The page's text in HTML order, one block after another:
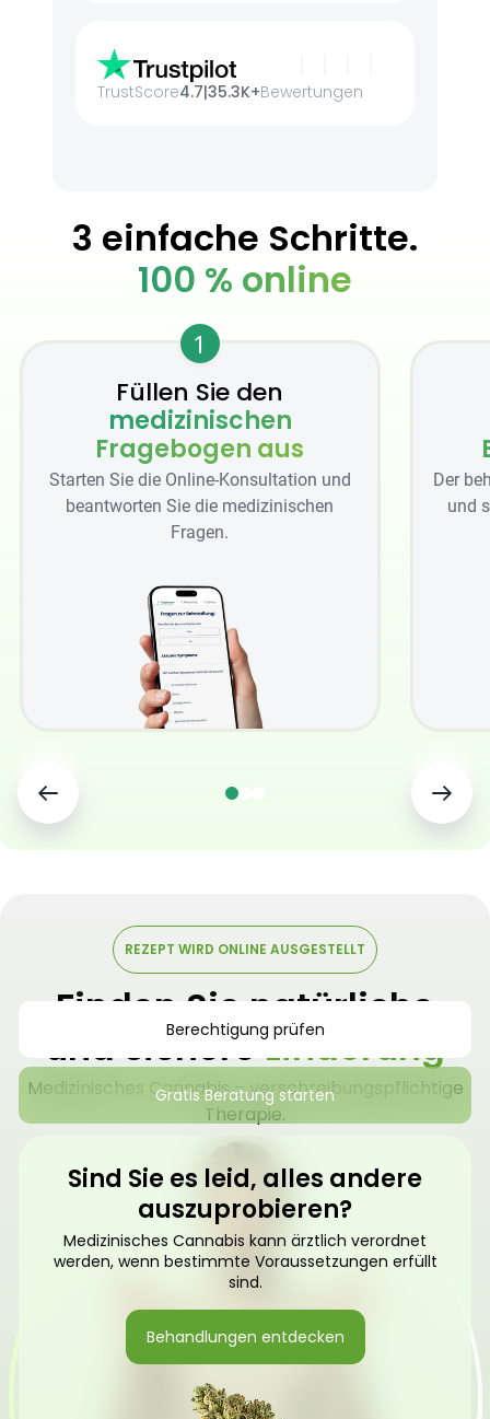
TrustScore4.7|35.3K+Bewertungen
3 einfache Schritte.
100 % online
1
Füllen Sie den
medizinischen
Fragebogen aus
Starten Sie die Online-Konsultation und
beantworten Sie die medizinischen
Fragen.
Der
und
REZEPT WIRD ONLINE AUSGESTELLT
Finden Sie natürliche
und sichereLinderung
Medizinisches Cannabis – verschreibungspflichtige
Therapie.
Berechtigung prüfen
Gratis Beratung starten
Sind Sie es leid, alles andere
auszuprobieren?
Medizinisches Cannabis kann ärztlich verordnet
werden, wenn bestimmte Voraussetzungen erfüllt
sind.
Behandlungen entdecken